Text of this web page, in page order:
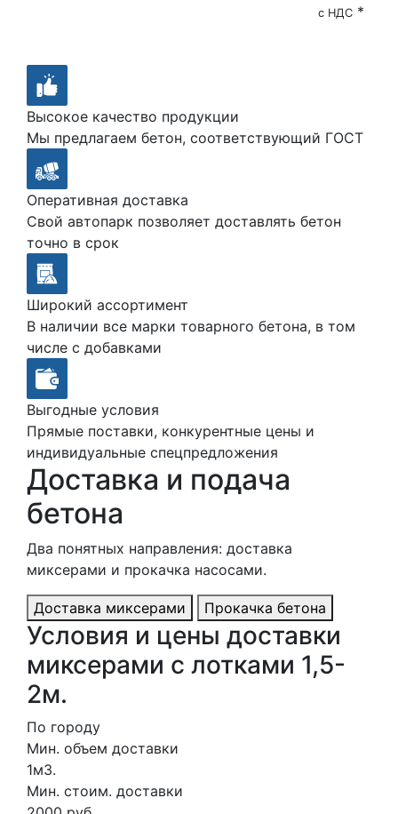
с НДС *
Высокое качество продукции
Мы предлагаем бетон, соответствующий ГОСТ
Оперативная доставка
Свой автопарк позволяет доставлять бетон
точно в срок
Широкий ассортимент
В наличии все марки товарного бетона, в том
числе с добавками
Выгодные условия
Прямые поставки, конкурентные цены и
индивидуальные спецпредложения
Доставка и подача
бетона
Два понятных направления: доставка
миксерами и прокачка насосами.
Доставка миксерами Прокачка бетона
Условия и цены доставки
миксерами с лотками 1,5-
2м.
По городу
Мин. объем доставки
1м3.
Мин. стоим. доставки